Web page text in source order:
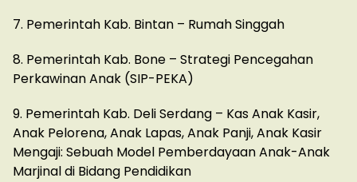
7. Pemerintah Kab. Bintan – Rumah Singgah
8. Pemerintah Kab. Bone – Strategi Pencegahan
Perkawinan Anak (SIP-PEKA)
9. Pemerintah Kab. Deli Serdang – Kas Anak Kasir,
Anak Pelorena, Anak Lapas, Anak Panji, Anak Kasir
Mengaji: Sebuah Model Pemberdayaan Anak-Anak
Marjinal di Bidang Pendidikan